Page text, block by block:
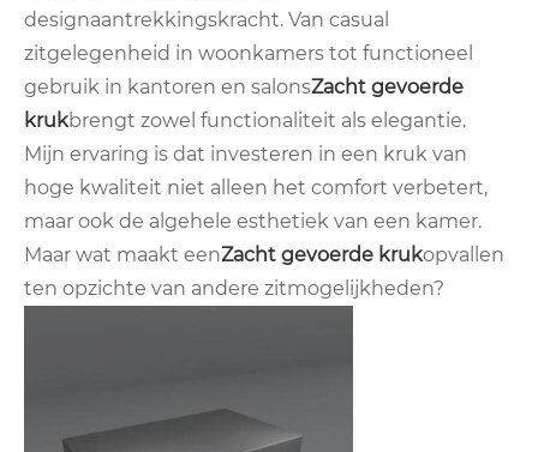
designaantrekkingskracht. Van casual
zitgelegenheid in woonkamers tot functioneel
gebruik in kantoren en salonsZacht gevoerde
krukbrengt zowel functionaliteit als elegantie.
Mijn ervaring is dat investeren in een kruk van
hoge kwaliteit niet alleen het comfort verbetert,
maar ook de algehele esthetiek van een kamer.
Maar wat maakt eenZacht gevoerde krukopvallen
ten opzichte van andere zitmogelijkheden?